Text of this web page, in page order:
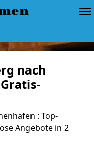
nach
: Top-
Angebote in 2